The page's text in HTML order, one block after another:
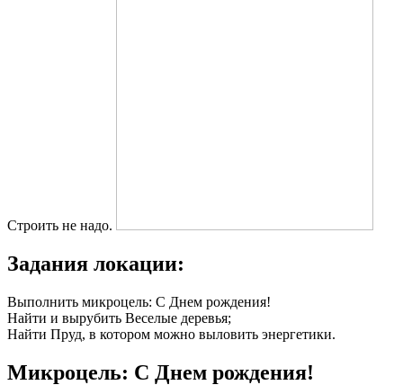
Строить не надо.
Задания локации:
Выполнить микроцель: С Днем рождения!
Найти и вырубить Веселые деревья;
Найти Пруд, в котором можно выловить энергетики.
Микроцель: С Днем рождения!